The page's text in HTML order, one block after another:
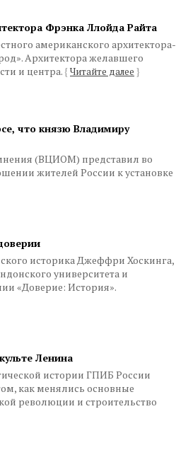
Фрэнка Ллойда Райта
американского архитектора-
Архитектора желавшего
и центра. { Читайте далее }
что князю Владимиру
(ВЦИОМ) представил во
жителей России к установке
историка Джеффри Хоскинга,
университета и
«Доверие: История».
Ленина
истории ГПИБ России
как менялись основные
революции и строительство